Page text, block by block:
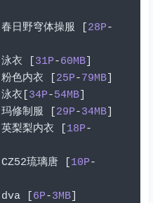
春日野穹体操服 28P-
泳衣 31P-60MB]
粉色内衣 25P-79MB]
泳衣[ 34P-54MB]
玛修制服 29P-34MB]
英梨梨内衣 18P-
CZ52琉璃唐 10P-
dva 6P-3MB]